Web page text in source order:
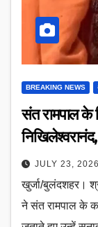
BREAKING NEWS
संत रामपाल के
JULY 23, 2026
खुर्जा/बुलंदशहर।
ने संत रामपाल के